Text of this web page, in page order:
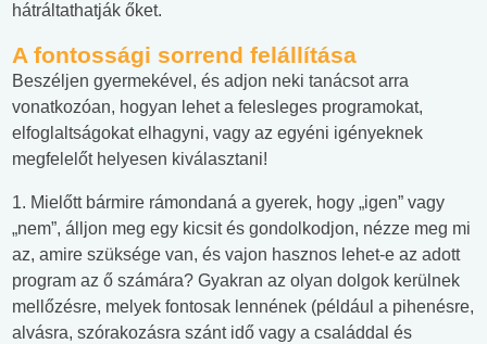
hátráltathatják őket.
A fontossági sorrend felállítása
Beszéljen gyermekével, és adjon neki tanácsot arra
vonatkozóan, hogyan lehet a felesleges programokat,
elfoglaltságokat elhagyni, vagy az egyéni igényeknek
megfelelőt helyesen kiválasztani!
1. Mielőtt bármire rámondaná a gyerek, hogy „igen” vagy
„nem”, álljon meg egy kicsit és gondolkodjon, nézze meg mi
az, amire szüksége van, és vajon hasznos lehet-e az adott
program az ő számára? Gyakran az olyan dolgok kerülnek
mellőzésre, melyek fontosak lennének (például a pihenésre,
alvásra, szórakozásra szánt idő vagy a családdal és